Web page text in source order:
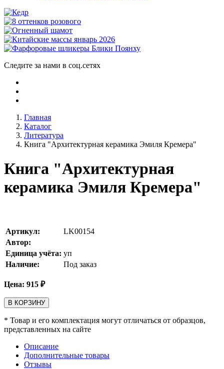
Следите за нами в соц.сетях
Главная
Каталог
Литература
Книга "Архитектурная керамика Эмиля Кремера"
Книга "Архитектурная
керамика Эмиля Кремера"
Артикул:
LK00154
Автор:
Единица учёта: уп
Наличие:
Под заказ
Цена: 915 ₽
В КОРЗИНУ
* Товар и его комплектация могут отличаться от образцов,
представленных на сайте
Описание
Дополнительные товары
Отзывы